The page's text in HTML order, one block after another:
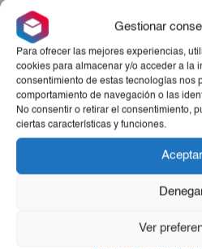
Gestionar
Para ofrecer las mejores experiencias,
cookies para almacenar y/o acceder a la
consentimiento de estas tecnologías nos
comportamiento de navegación o las
No consentir o retirar el consentimiento,
ciertas características y funciones.
Aceptar
Ver
Productos Relacionados